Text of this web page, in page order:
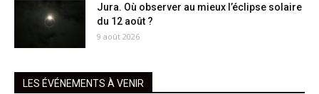
Jura. Où observer au mieux l’éclipse solaire
du 12 août ?
9 août 2026
LES ÉVÉNEMENTS À VENIR